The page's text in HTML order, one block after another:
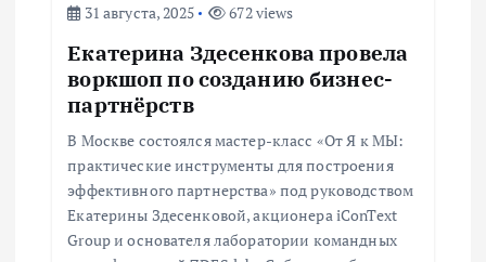
31 августа, 2025
672 views
Екатерина Здесенкова провела
воркшоп по созданию бизнес-
партнёрств
В Москве состоялся мастер-класс «От Я к МЫ:
практические инструменты для построения
эффективного партнерства» под руководством
Екатерины Здесенковой, акционера iConText
Group и основателя лаборатории командных